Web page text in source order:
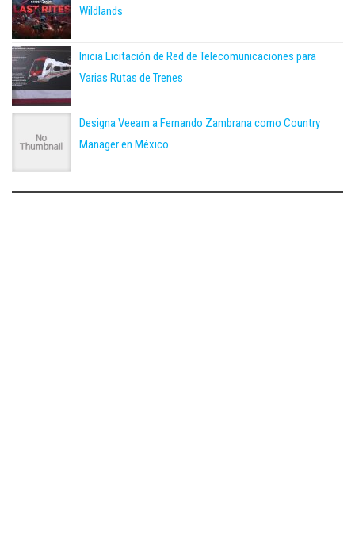
Wildlands
Inicia Licitación de Red de Telecomunicaciones para
Varias Rutas de Trenes
Designa Veeam a Fernando Zambrana como Country
Manager en México